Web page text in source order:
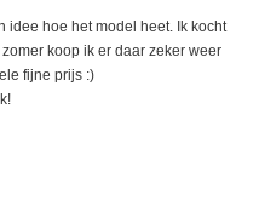
idee hoe het model heet. Ik kocht
koop ik er daar zeker weer
fijne prijs :)